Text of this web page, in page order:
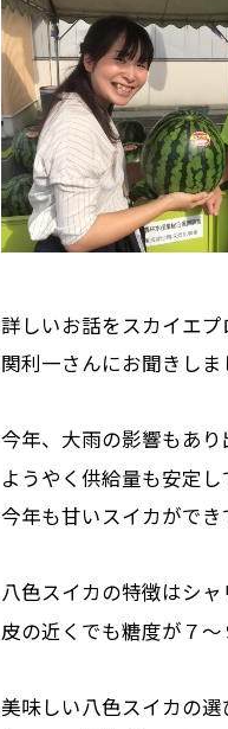
詳しいお話をスカイエ
関利一さんにお聞きしま
今年、大雨の影響もあ
ようやく供給量も安定し
今年も甘いスイカができ
八色スイカの特徴はシ
皮の近くでも糖度が７～
美味しい八色スイカの選